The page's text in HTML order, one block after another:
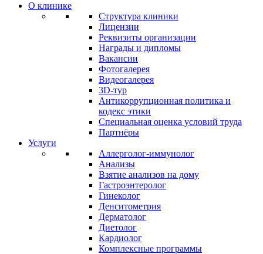
О клинике
Структура клиники
Лицензии
Реквизиты организации
Награды и дипломы
Вакансии
Фотогалерея
Видеогалерея
3D-тур
Антикоррупционная политика и
кодекс этики
Специальная оценка условий труда
Партнёры
Услуги
Аллерголог-иммунолог
Анализы
Взятие анализов на дому
Гастроэнтеролог
Гинеколог
Денситометрия
Дерматолог
Диетолог
Кардиолог
Комплексные программы